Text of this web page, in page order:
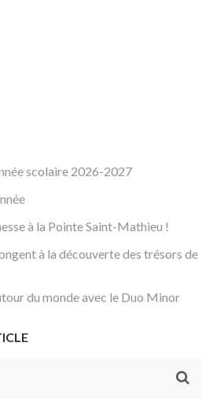
scolaire 2026-2027
à la Pointe Saint-Mathieu !
à la découverte des trésors de
du monde avec le Duo Minor